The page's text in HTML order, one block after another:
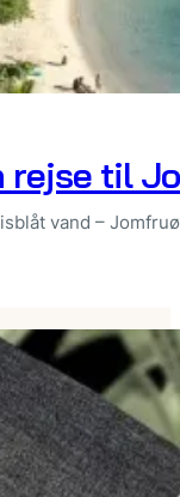
til
vand –